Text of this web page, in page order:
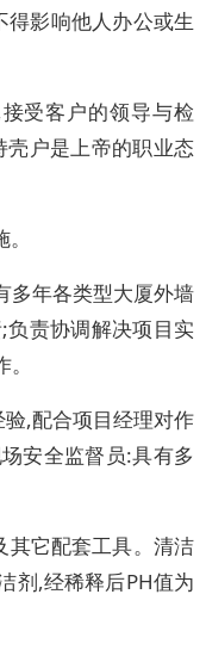
影响他人办公或生
受客户的领导与检
户是上帝的职业态
多年各类型大厦外墙
责协调解决项目实
,配合项目经理对作
安全监督员:具有多
其它配套工具。清洁
剂,经稀释后PH值为